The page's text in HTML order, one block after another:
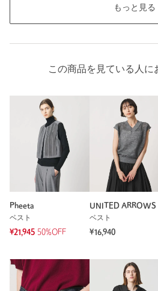
もっと見る
この商品を見ている人に
Pheeta
ベスト
¥21,945 50%OFF
UNITED ARROWS
ベスト
¥16,940